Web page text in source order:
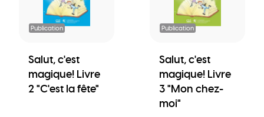
Publication
Salut, c'est
magique! Livre
2 "C'est la fête"
Publication
Salut, c'est
magique! Livre
3 "Mon chez-
moi"